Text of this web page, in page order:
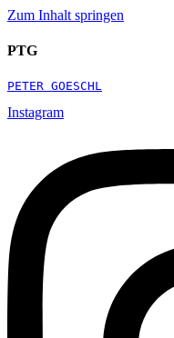
Zum Inhalt springen
PTG
PETER GOESCHL
Instagram